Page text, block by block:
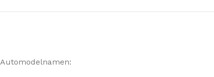
Automodelnamen: